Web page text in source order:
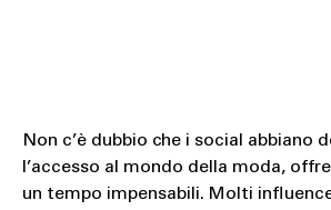
Non c’è dubbio che i social abbiano
l’accesso al mondo della moda,
un tempo impensabili. Molti